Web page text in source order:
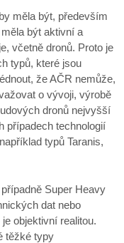
měla být, především
být aktivní a
včetně dronů. Proto je
typů, které jsou
že AČR nemůže,
o vývoji, výrobě
dronů nejvyšší
případech technologií
typů Taranis,
Super Heavy
dat nebo
objektivní realitou.
těžké typy